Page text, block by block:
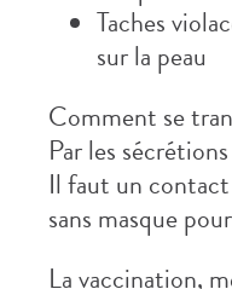
Taches
sur la peau
Comment se
Par les
Il faut un
sans masque
La vaccination,